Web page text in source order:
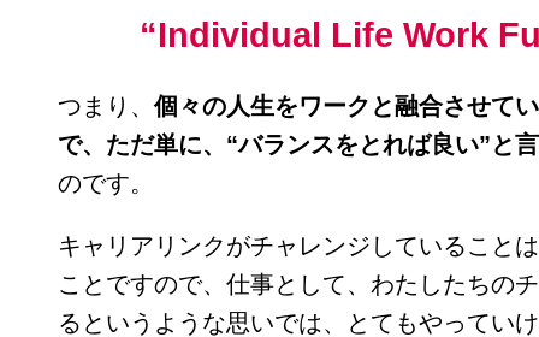
“Individual Life Work
つまり、 個々の人生をワークと融合させて
で、ただ単に、“バランスをとれば良い”と
のです。
キャリアリンクがチャレンジしていること
ことですので、仕事として、わたしたちの
るというような思いでは、とてもやってい